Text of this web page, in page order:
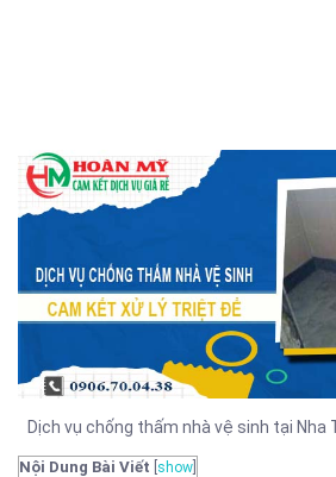
Dịch vụ chống thấm nhà vệ sinh tại Nha
Nội Dung Bài Viết show